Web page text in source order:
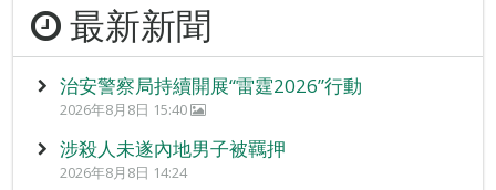
最新新聞
治安警察局持續開展“雷霆2026”行動
2026年8月8日 15:40
涉殺人未遂內地男子被羈押
2026年8月8日 14:24